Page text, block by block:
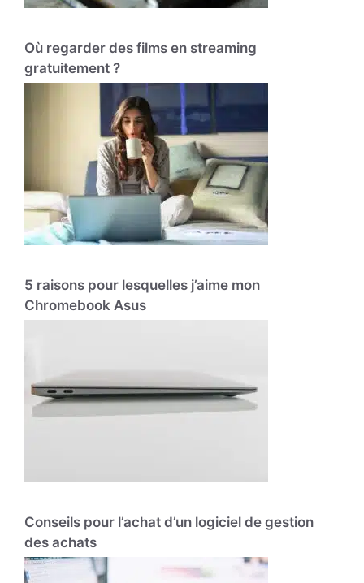
Où regarder des films en streaming
gratuitement ?
5 raisons pour lesquelles j’aime mon
Chromebook Asus
Conseils pour l’achat d’un logiciel de gestion
des achats